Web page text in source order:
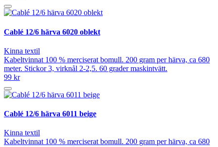
Cablé 12/6 härva 6020 oblekt
Kinna textil
Kabeltvinnat 100 % merciserat bomull. 200 gram per härva, ca 680
meter. Stickor 3, virknål 2-2,5. 60 grader maskintvätt.
99 kr
Cablé 12/6 härva 6011 beige
Kinna textil
Kabeltvinnat 100 % merciserat bomull. 200 gram per härva, ca 680